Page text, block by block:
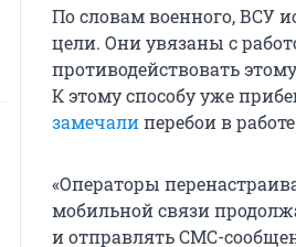
По словам военного, ВСУ
цели. Они увязаны с
противодействовать
К этому способу уже
замечалиперебои в
«Операторы
мобильной связи
и отправлять СМС-